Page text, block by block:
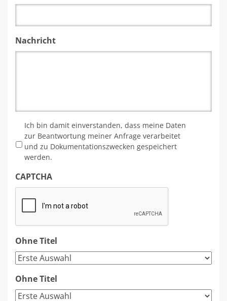
Nachricht
Ich bin damit einverstanden, dass meine Daten
zur Beantwortung meiner Anfrage verarbeitet
und zu Dokumentationszwecken gespeichert
werden.
CAPTCHA
Ohne Titel
Ohne Titel